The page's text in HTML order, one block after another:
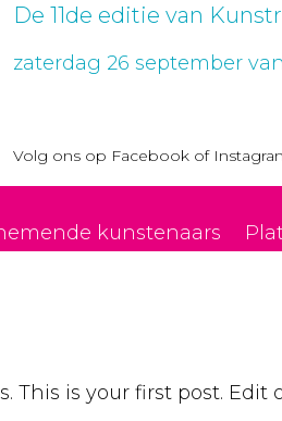
De 11de editie van
zaterdag 26 september
Volg ons op Facebookof
kunstenaars
This is your first post.